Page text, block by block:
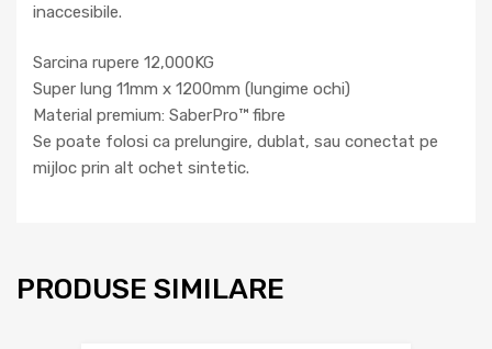
inaccesibile.
Sarcina rupere 12,000KG
Super lung 11mm x 1200mm (lungime ochi)
Material premium: SaberPro™ fibre
Se poate folosi ca prelungire, dublat, sau conectat pe
mijloc prin alt ochet sintetic.
PRODUSE SIMILARE